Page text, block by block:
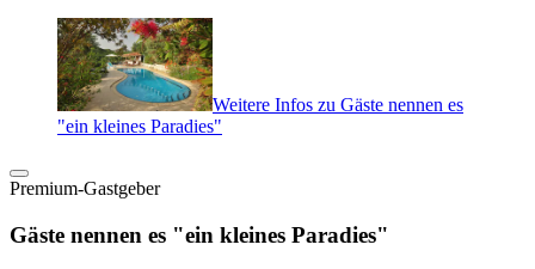
Weitere Infos zu Gäste nennen es
"ein kleines Paradies"
Premium-Gastgeber
Gäste nennen es "ein kleines Paradies"